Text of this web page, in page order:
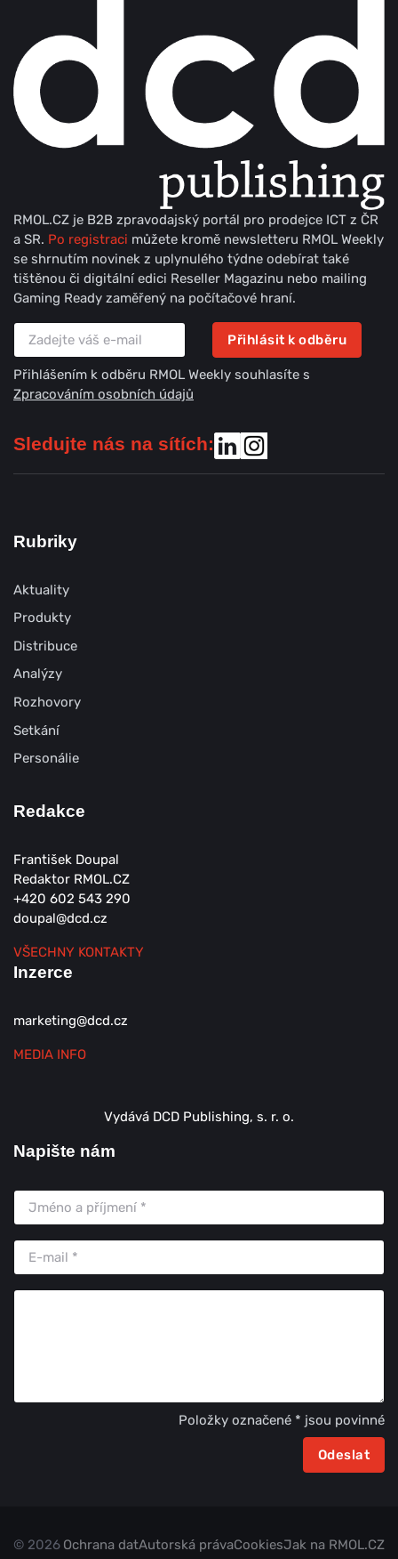
RMOL.CZ je B2B zpravodajský portál pro prodejce ICT z ČR
a SR. Po registraci můžete kromě newsletteru RMOL Weekly
se shrnutím novinek z uplynulého týdne odebírat také
tištěnou či digitální edici Reseller Magazinu nebo mailing
Gaming Ready zaměřený na počítačové hraní.
Přihlásit k odběru
Přihlášením k odběru RMOL Weekly souhlasíte s
Zpracováním osobních údajů
Sledujte nás na sítích:
Rubriky
Aktuality
Produkty
Distribuce
Analýzy
Rozhovory
Setkání
Personálie
Redakce
František Doupal
Redaktor RMOL.CZ
+420 602 543 290
doupal@dcd.cz
VŠECHNY KONTAKTY
Inzerce
marketing@dcd.cz
MEDIA INFO
Vydává DCD Publishing, s. r. o.
Napište nám
Položky označené * jsou povinné
© 2026 Ochrana datAutorská právaCookiesJak na RMOL.CZ